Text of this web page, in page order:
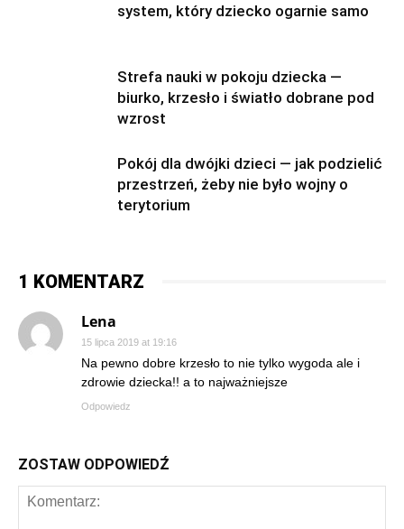
system, który dziecko ogarnie samo
Strefa nauki w pokoju dziecka —
biurko, krzesło i światło dobrane pod
wzrost
Pokój dla dwójki dzieci — jak podzielić
przestrzeń, żeby nie było wojny o
terytorium
1 KOMENTARZ
Lena
15 lipca 2019 at 19:16
Na pewno dobre krzesło to nie tylko wygoda ale i
zdrowie dziecka!! a to najważniejsze
Odpowiedz
ZOSTAW ODPOWIEDŹ